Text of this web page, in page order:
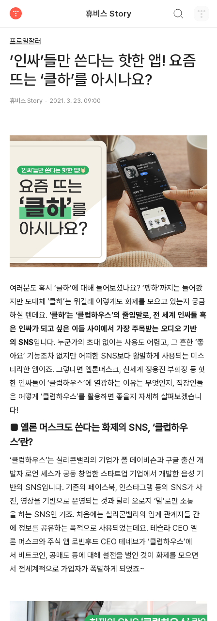
휴비스 Story
프로일잘러
‘인싸’들만 쓴다는 핫한 앱! 요즘
뜨는 ‘클하’를 아시나요?
휴비스 Story 2021. 3. 23. 09:00
여러분도 혹시 ‘클하’에 대해 들어보셨나요? ‘펭하’까지는 들어봤
지만 도대체 ‘클하’는 뭐길래 이렇게도 화제를 모으고 있는지 궁금
하실 텐데요. ‘클하’는 ‘클럽하우스’의 줄임말로, 전 세계 인싸들 혹
은 인싸가 되고 싶은 이들 사이에서 가장 주목받는 오디오 기반
의 SNS입니다. 누군가의 초대 없이는 사용도 어렵고, 그 흔한 ‘좋
아요’ 기능조차 없지만 어떠한 SNS보다 활발하게 사용되는 미스
터리한 앱이죠. 그렇다면 엘론머스크, 신세계 정용진 부회장 등 핫
한 인싸들이 ‘클럽하우스’에 열광하는 이유는 무엇인지, 직장인들
은 어떻게 ‘클럽하우스’를 활용하면 좋을지 자세히 살펴보겠습니
다!
■ 엘론 머스크도 쓴다는 화제의 SNS, ‘클럽하우
스’란?
‘클럽하우스’는 실리콘밸리의 기업가 폴 데이비슨과 구글 출신 개
발자 로언 세스가 공동 창업한 스타트업 기업에서 개발한 음성 기
반의 SNS입니다. 기존의 페이스북, 인스타그램 등의 SNS가 사
진, 영상을 기반으로 운영되는 것과 달리 오로지 ‘말’로만 소통
을 하는 SNS인 거죠. 처음에는 실리콘밸리의 업계 관계자들 간
에 정보를 공유하는 목적으로 사용되었는데요. 테슬라 CEO 엘
론 머스크와 주식 앱 로빈후드 CEO 테네브가 ‘클럽하우스’에
서 비트코인, 공매도 등에 대해 설전을 벌인 것이 화제를 모으면
서 전세계적으로 가입자가 폭발하게 되었죠~